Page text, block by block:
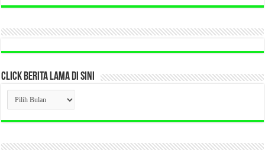
CLICK BERITA LAMA DI SINI
CLICK
BERITA
LAMA
DI